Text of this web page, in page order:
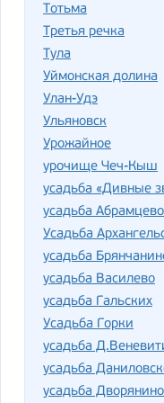
Тотьма
Третья речка
Тула
Уймонская долина
Улан-Удэ
Ульяновск
Урожайное
урочище Чеч-Кыш
усадьба «Дивные
усадьба Абрамцево
Усадьба
усадьба
усадьба Василево
усадьба Гальских
Усадьба Горки
усадьба
усадьба
усадьба